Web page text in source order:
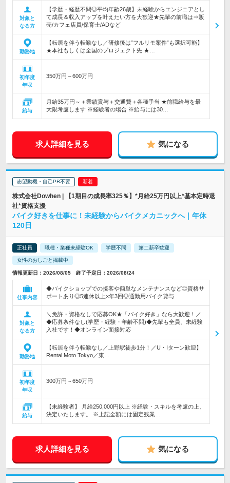
対象と
なる方
【学歴・経歴不問◎平均年齢26歳】未経験からエンジニアとし
て成長＆収入アップを叶えたい方を大歓迎★先輩の前職は⇒販
売/カフェ店員/保育士/ADなど
勤務地
【転居を伴う転勤なし／研修後は”フルリモ案件”も選択可能】
★本社もしくは全国のプロジェクト先 ★…
初年度
年収
350万円～600万円
給与
月給35万円～＋業績賞与＋交通費＋各種手当 ★前職給与を最
大限考慮します ※経験者の場合 ※給与には30…
求人詳細を見る 気になる
志望動機・自己PR不要
株式会社Dowhen | 【1期目の成長率325％】*月給25万円以上*基本定時退
社*資格支援
バイク好きを仕事に！未経験からバイクメカニックへ｜年休
120日
正社員 職種・業種未経験OK 学歴不問 第二新卒歓迎
女性のおしごと掲載中
情報更新日：2026/08/05 終了予定日：2026/08/24
仕事内容
◆バイクショップでの接客や簡単なメンテナンスなど◎資格サ
ポートあり◎5連休以上×年3回◎通勤用バイク貸与
対象と
なる方
＼免許・資格なしで応募OK★「バイク好き」なら大歓迎！／
◆応募条件なし(学歴・経験・年齢不問)◆先輩も全員、未経験
入社です！◆オンライン面接対応
勤務地
【転居を伴う転勤なし／上野駅徒歩1分！／U・Iターン歓迎】
Rental Moto Tokyo／東…
初年度
年収
300万円～650万円
給与
【未経験者】 月給250,000円以上 ※経験・スキルを考慮の上、
決定いたします。 ※上記金額には固定残業…
求人詳細を見る 気になる